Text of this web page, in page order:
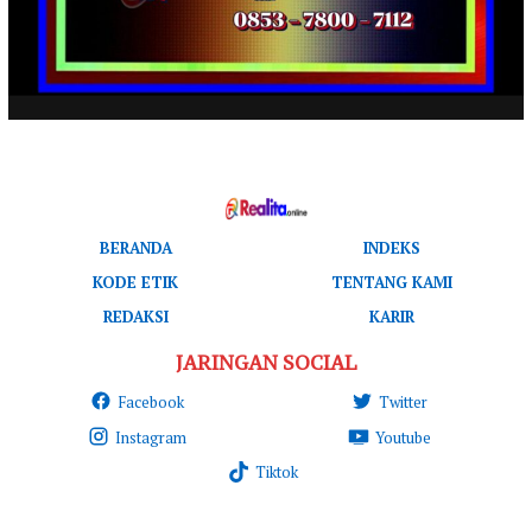
BERANDA
INDEKS
KODE ETIK
TENTANG KAMI
REDAKSI
KARIR
JARINGAN SOCIAL
Facebook
Twitter
Instagram
Youtube
Tiktok